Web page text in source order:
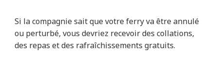
Si la compagnie sait que votre ferry va être annulé
ou perturbé, vous devriez recevoir des collations,
des repas et des rafraîchissements gratuits.